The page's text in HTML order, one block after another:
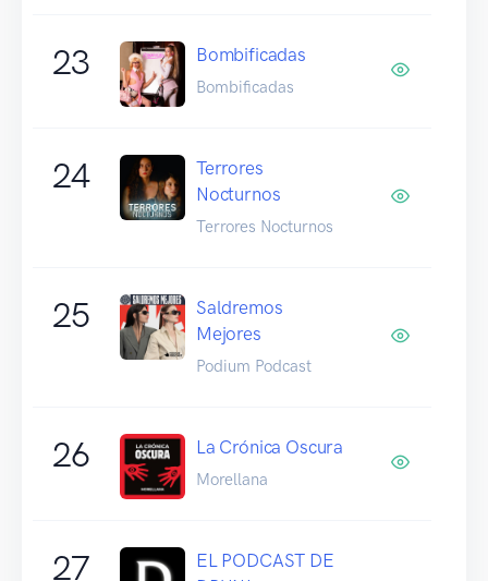
23 Bombificadas
Bombificadas
24
Terrores
Nocturnos
Terrores Nocturnos
25
Saldremos
Mejores
Podium Podcast
26 La Crónica Oscura
Morellana
27
EL PODCAST DE